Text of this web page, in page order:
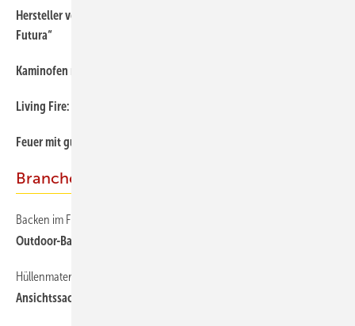
Hersteller von Partikelabscheidern in der Software „EuroKAM
Futura“
Kaminofen mit Wärmespeicher für extralange Holzscheite
Living Fire: Vier Farbwelten für indivduelle Wohnraumgestaltung
Feuer mit gutem Gewissen: Rettung für ältere Feuerstellen
Branche
Backen im Freien
Outdoor-Backöfen
Hüllenmaterialien prägen das Erscheinungsbild
Ansichtssache